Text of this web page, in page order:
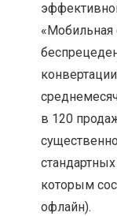
«Мобильная
в 120
которым
офлайн).